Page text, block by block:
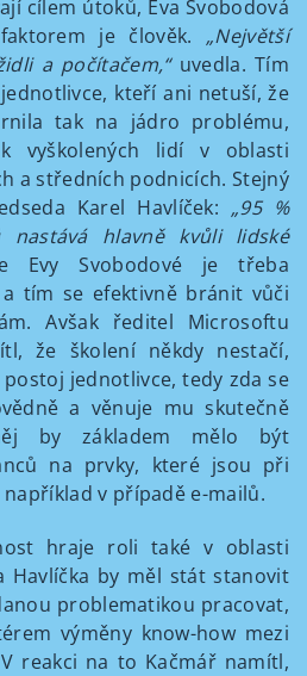
cílem útoků, Eva Svobodová
je člověk. „Největší
a počítačem,“uvedla. Tím
kteří ani netuší, že
tak na jádro problému,
vyškolených lidí v oblasti
a středních podnicích. Stejný
Karel Havlíček: „95 %
nastává hlavně kvůli lidské
Evy Svobodové je třeba
tím se efektivně bránit vůči
Avšak ředitel Microsoftu
že školení někdy nestačí,
jednotlivce, tedy zda se
a věnuje mu skutečně
by základem mělo být
na prvky, které jsou při
v případě e-mailů.
hraje roli také v oblasti
Havlíčka by měl stát stanovit
problematikou pracovat,
výměny know-how mezi
reakci na to Kačmář namítl,